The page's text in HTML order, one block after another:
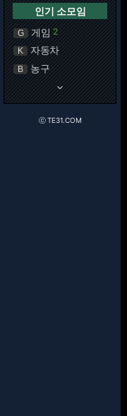
인기 소모임
G 게임 2
K 자동차
B 농구
keyboard_arrow_down
ⓒ TE31.COM